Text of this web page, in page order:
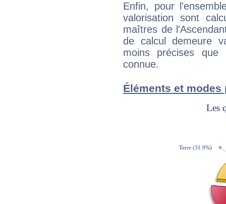
Enfin, pour
valorisation sont
maîtres de
de calcul demeure
moins précises que
connue.
Éléments et modes